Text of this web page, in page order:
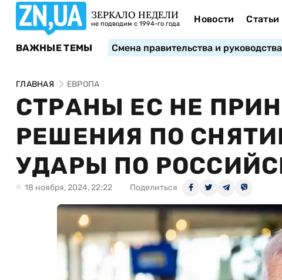
ЗЕРКАЛО НЕДЕЛИ
не подводим с 1994-го года Новости Статьи
ВАЖНЫЕ ТЕМЫ Смена правительства и
ГЛАВНАЯ ЕВРОПА
СТРАНЫ ЕС НЕ
РЕШЕНИЯ ПО
УДАРЫ ПО
18 ноября, 2024, 22:22 Поделиться